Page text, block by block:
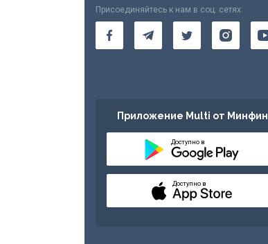
Присоединяйтесь к нам в соц. сетях:
Приложение Multi от Минфин
Доступно в
Доступно в